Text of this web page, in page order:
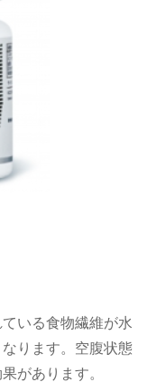
いる食物繊維が水
ります。空腹状態
があります。